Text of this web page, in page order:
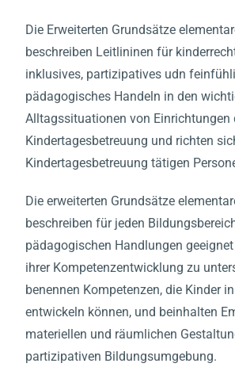
Die Erweiterten Grundsätze
beschreiben Leitlininen für
inklusives, partizipatives udn
pädagogisches Handeln in den
Alltagssituationen von Einrichtungen
Kindertagesbetreuung und richten
Kindertagesbetreuung tätigen
Die erweiterten Grundsätze
beschreiben für jeden
pädagogischen Handlungen
ihrer Kompetenzentwicklung zu
benennen Kompetenzen, die Kinder
entwickeln können, und beinhalten
materiellen und räumlichen
partizipativen Bildungsumgebung.